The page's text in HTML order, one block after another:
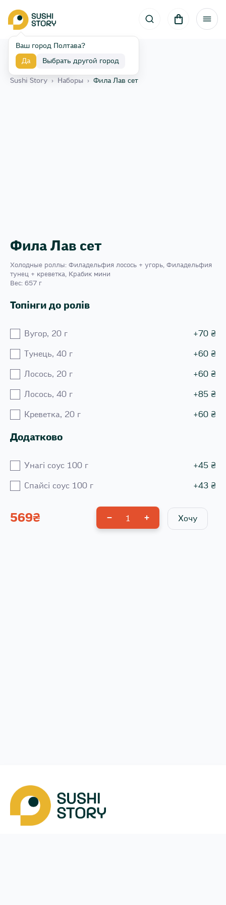
Ваш город Полтава?
Да Выбрать другой город
Назад
Sushi Story › Наборы › Фила Лав сет
Фила Лав сет
Холодные роллы: Филадельфия лосось + угорь, Филадельфия
тунец + креветка, Крабик мини
Вес: 657 г
Топінги до ролів
Вугор, 20 г +70 ₴
Тунець, 40 г +60 ₴
Лосось, 20 г +60 ₴
Лосось, 40 г +85 ₴
Креветка, 20 г +60 ₴
Додатково
Унагі соус 100 г +45 ₴
Спайсі соус 100 г +43 ₴
569₴ 1 Хочу